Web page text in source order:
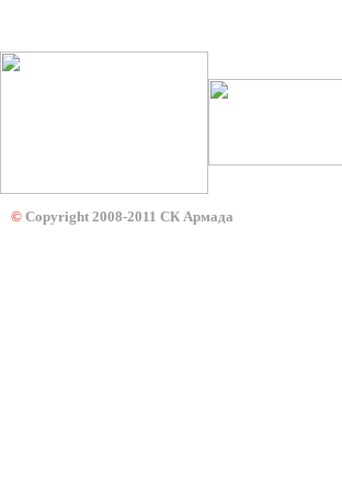
© Copyright 2008-2011 СК Армада